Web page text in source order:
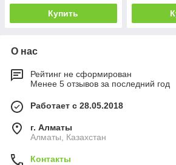
Купить
О нас
Рейтинг не сформирован
Менее 5 отзывов за последний год
Работает с 28.05.2018
г. Алматы
Алматы, Казахстан
Контакты